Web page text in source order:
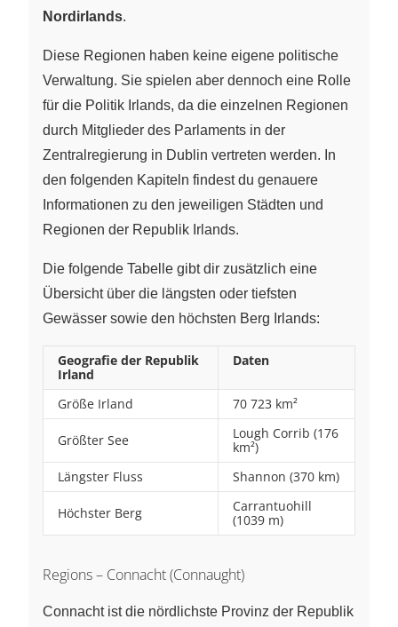
Nordirlands.
Diese Regionen haben keine eigene politische
Verwaltung. Sie spielen aber dennoch eine Rolle
für die Politik Irlands, da die einzelnen Regionen
durch Mitglieder des Parlaments in der
Zentralregierung in Dublin vertreten werden. In
den folgenden Kapiteln findest du genauere
Informationen zu den jeweiligen Städten und
Regionen der Republik Irlands.
Die folgende Tabelle gibt dir zusätzlich eine
Übersicht über die längsten oder tiefsten
Gewässer sowie den höchsten Berg Irlands:
Geografie der Republik
Irland
Daten
Größe Irland 70 723 km²
Größter See
Lough Corrib (176
km²)
Längster Fluss
Shannon (370 km)
Höchster Berg
Carrantuohill
(1039 m)
Regions – Connacht (Connaught)
Connacht ist die nördlichste Provinz der Republik